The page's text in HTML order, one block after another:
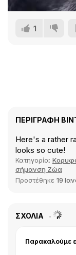
1
ΠΕΡΙΓΡΑΦΉ
Here's a rather
looks so cute!
Κατηγορία:
σήμανση Ζώα
Προστέθηκε 19
ΣΧΌΛΙΑ
Παρακαλούμε